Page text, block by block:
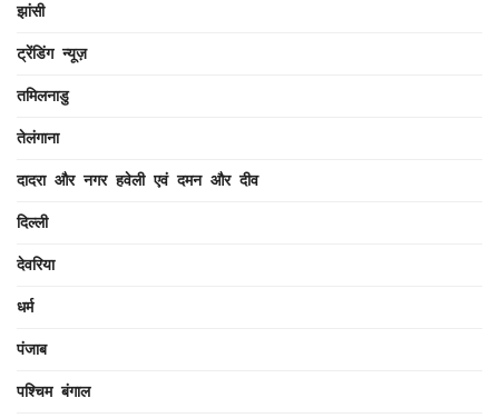
झांसी
ट्रेंडिंग न्यूज़
तमिलनाडु
तेलंगाना
दादरा और नगर हवेली एवं दमन और दीव
दिल्ली
देवरिया
धर्म
पंजाब
पश्चिम बंगाल